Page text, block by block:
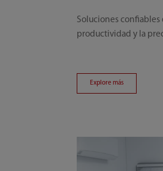
Soluciones confiables
productividad y la
Explore más